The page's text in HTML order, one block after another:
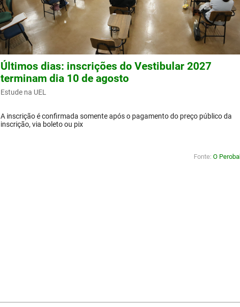
Últimos dias: inscrições do Vestibular 2027
terminam dia 10 de agosto
Estude na UEL
A inscrição é confirmada somente após o pagamento do preço público da
inscrição, via boleto ou pix
Fonte: O Perobal